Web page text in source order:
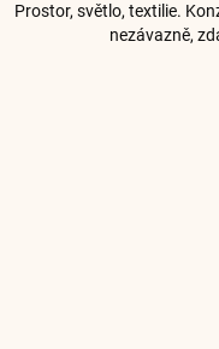
Prostor, světlo, textilie.
nezávazně,